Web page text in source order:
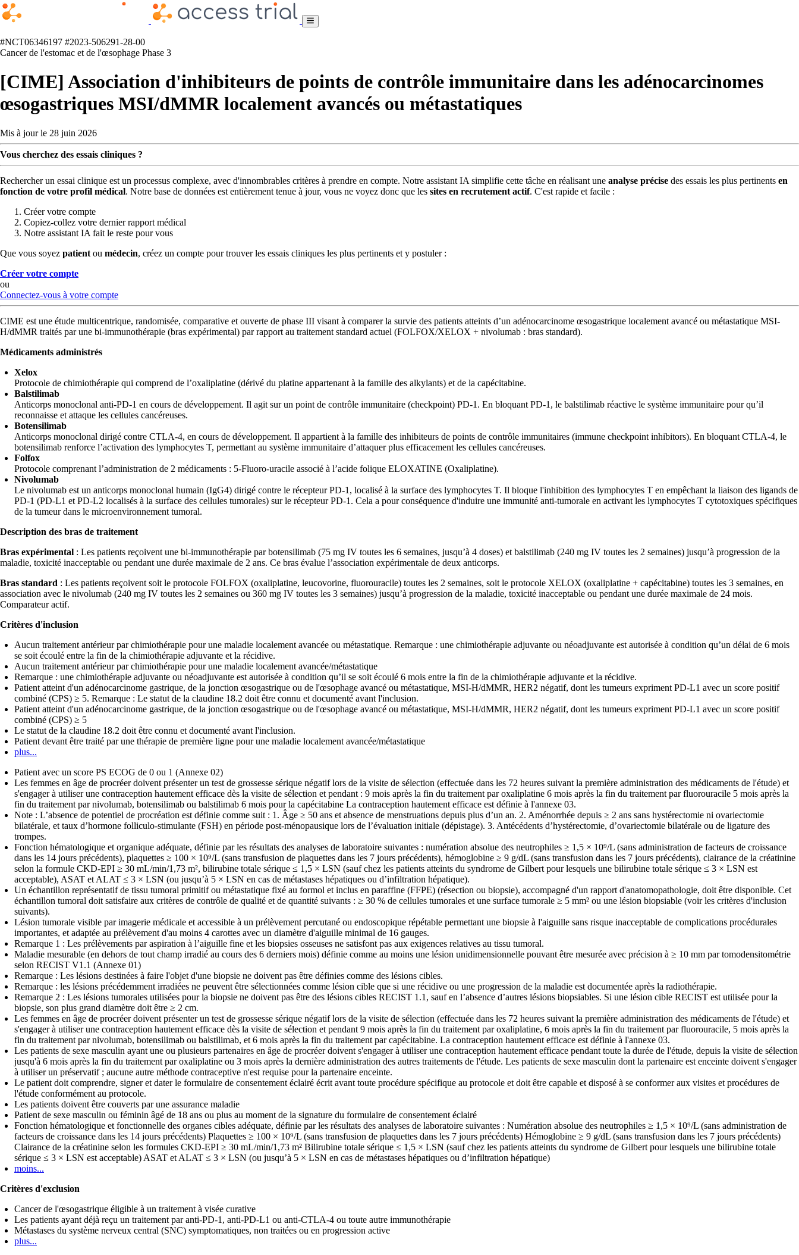
#NCT06346197 #2023-506291-28-00
Cancer de l'estomac et de l'œsophage Phase 3
[CIME] Association d'inhibiteurs de points de contrôle immunitaire dans les adénocarcinomes
œsogastriques MSI/dMMR localement avancés ou métastatiques
Mis à jour le 28 juin 2026
Vous cherchez des essais cliniques ?
Rechercher un essai clinique est un processus complexe, avec d'innombrables critères à prendre en compte. Notre assistant IA simplifie cette tâche en réalisant une analyse précise des essais les plus pertinents en
fonction de votre profil médical. Notre base de données est entièrement tenue à jour, vous ne voyez donc que les sites en recrutement actif. C'est rapide et facile :
Créer votre compte
Copiez-collez votre dernier rapport médical
Notre assistant IA fait le reste pour vous
Que vous soyez patient ou médecin, créez un compte pour trouver les essais cliniques les plus pertinents et y postuler :
Créer votre compte
ou
Connectez-vous à votre compte
CIME est une étude multicentrique, randomisée, comparative et ouverte de phase III visant à comparer la survie des patients atteints d’un adénocarcinome œsogastrique localement avancé ou métastatique MSI-
H/dMMR traités par une bi-immunothérapie (bras expérimental) par rapport au traitement standard actuel (FOLFOX/XELOX + nivolumab : bras standard).
Médicaments administrés
Xelox
Protocole de chimiothérapie qui comprend de l’oxaliplatine (dérivé du platine appartenant à la famille des alkylants) et de la capécitabine.
Balstilimab
Anticorps monoclonal anti-PD-1 en cours de développement. Il agit sur un point de contrôle immunitaire (checkpoint) PD-1. En bloquant PD-1, le balstilimab réactive le système immunitaire pour qu’il
reconnaisse et attaque les cellules cancéreuses.
Botensilimab
Anticorps monoclonal dirigé contre CTLA-4, en cours de développement. Il appartient à la famille des inhibiteurs de points de contrôle immunitaires (immune checkpoint inhibitors). En bloquant CTLA-4, le
botensilimab renforce l’activation des lymphocytes T, permettant au système immunitaire d’attaquer plus efficacement les cellules cancéreuses.
Folfox
Protocole comprenant l’administration de 2 médicaments : 5-Fluoro-uracile associé à l’acide folique ELOXATINE (Oxaliplatine).
Nivolumab
Le nivolumab est un anticorps monoclonal humain (IgG4) dirigé contre le récepteur PD-1, localisé à la surface des lymphocytes T. Il bloque l'inhibition des lymphocytes T en empêchant la liaison des ligands de
PD-1 (PD-L1 et PD-L2 localisés à la surface des cellules tumorales) sur le récepteur PD-1. Cela a pour conséquence d'induire une immunité anti-tumorale en activant les lymphocytes T cytotoxiques spécifiques
de la tumeur dans le microenvironnement tumoral.
Description des bras de traitement
Bras expérimental : Les patients reçoivent une bi-immunothérapie par botensilimab (75 mg IV toutes les 6 semaines, jusqu’à 4 doses) et balstilimab (240 mg IV toutes les 2 semaines) jusqu’à progression de la
maladie, toxicité inacceptable ou pendant une durée maximale de 2 ans. Ce bras évalue l’association expérimentale de deux anticorps.
Bras standard : Les patients reçoivent soit le protocole FOLFOX (oxaliplatine, leucovorine, fluorouracile) toutes les 2 semaines, soit le protocole XELOX (oxaliplatine + capécitabine) toutes les 3 semaines, en
association avec le nivolumab (240 mg IV toutes les 2 semaines ou 360 mg IV toutes les 3 semaines) jusqu’à progression de la maladie, toxicité inacceptable ou pendant une durée maximale de 24 mois.
Comparateur actif.
Critères d'inclusion
Aucun traitement antérieur par chimiothérapie pour une maladie localement avancée ou métastatique. Remarque : une chimiothérapie adjuvante ou néoadjuvante est autorisée à condition qu’un délai de 6 mois
se soit écoulé entre la fin de la chimiothérapie adjuvante et la récidive.
Aucun traitement antérieur par chimiothérapie pour une maladie localement avancée/métastatique
Remarque : une chimiothérapie adjuvante ou néoadjuvante est autorisée à condition qu’il se soit écoulé 6 mois entre la fin de la chimiothérapie adjuvante et la récidive.
Patient atteint d'un adénocarcinome gastrique, de la jonction œsogastrique ou de l'œsophage avancé ou métastatique, MSI-H/dMMR, HER2 négatif, dont les tumeurs expriment PD-L1 avec un score positif
combiné (CPS) ≥ 5. Remarque : Le statut de la claudine 18.2 doit être connu et documenté avant l'inclusion.
Patient atteint d'un adénocarcinome gastrique, de la jonction œsogastrique ou de l'œsophage avancé ou métastatique, MSI-H/dMMR, HER2 négatif, dont les tumeurs expriment PD-L1 avec un score positif
combiné (CPS) ≥ 5
Le statut de la claudine 18.2 doit être connu et documenté avant l'inclusion.
Patient devant être traité par une thérapie de première ligne pour une maladie localement avancée/métastatique
plus...
Patient avec un score PS ECOG de 0 ou 1 (Annexe 02)
Les femmes en âge de procréer doivent présenter un test de grossesse sérique négatif lors de la visite de sélection (effectuée dans les 72 heures suivant la première administration des médicaments de l'étude) et
s'engager à utiliser une contraception hautement efficace dès la visite de sélection et pendant : 9 mois après la fin du traitement par oxaliplatine 6 mois après la fin du traitement par fluorouracile 5 mois après la
fin du traitement par nivolumab, botensilimab ou balstilimab 6 mois pour la capécitabine La contraception hautement efficace est définie à l'annexe 03.
Note : L’absence de potentiel de procréation est définie comme suit : 1. Âge ≥ 50 ans et absence de menstruations depuis plus d’un an. 2. Aménorrhée depuis ≥ 2 ans sans hystérectomie ni ovariectomie
bilatérale, et taux d’hormone folliculo-stimulante (FSH) en période post-ménopausique lors de l’évaluation initiale (dépistage). 3. Antécédents d’hystérectomie, d’ovariectomie bilatérale ou de ligature des
trompes.
Fonction hématologique et organique adéquate, définie par les résultats des analyses de laboratoire suivantes : numération absolue des neutrophiles ≥ 1,5 × 10⁹/L (sans administration de facteurs de croissance
dans les 14 jours précédents), plaquettes ≥ 100 × 10⁹/L (sans transfusion de plaquettes dans les 7 jours précédents), hémoglobine ≥ 9 g/dL (sans transfusion dans les 7 jours précédents), clairance de la créatinine
selon la formule CKD-EPI ≥ 30 mL/min/1,73 m², bilirubine totale sérique ≤ 1,5 × LSN (sauf chez les patients atteints du syndrome de Gilbert pour lesquels une bilirubine totale sérique ≤ 3 × LSN est
acceptable), ASAT et ALAT ≤ 3 × LSN (ou jusqu’à 5 × LSN en cas de métastases hépatiques ou d’infiltration hépatique).
Un échantillon représentatif de tissu tumoral primitif ou métastatique fixé au formol et inclus en paraffine (FFPE) (résection ou biopsie), accompagné d'un rapport d'anatomopathologie, doit être disponible. Cet
échantillon tumoral doit satisfaire aux critères de contrôle de qualité et de quantité suivants : ≥ 30 % de cellules tumorales et une surface tumorale ≥ 5 mm² ou une lésion biopsiable (voir les critères d'inclusion
suivants).
Lésion tumorale visible par imagerie médicale et accessible à un prélèvement percutané ou endoscopique répétable permettant une biopsie à l'aiguille sans risque inacceptable de complications procédurales
importantes, et adaptée au prélèvement d'au moins 4 carottes avec un diamètre d'aiguille minimal de 16 gauges.
Remarque 1 : Les prélèvements par aspiration à l’aiguille fine et les biopsies osseuses ne satisfont pas aux exigences relatives au tissu tumoral.
Maladie mesurable (en dehors de tout champ irradié au cours des 6 derniers mois) définie comme au moins une lésion unidimensionnelle pouvant être mesurée avec précision à ≥ 10 mm par tomodensitométrie
selon RECIST V1.1 (Annexe 01)
Remarque : Les lésions destinées à faire l'objet d'une biopsie ne doivent pas être définies comme des lésions cibles.
Remarque : les lésions précédemment irradiées ne peuvent être sélectionnées comme lésion cible que si une récidive ou une progression de la maladie est documentée après la radiothérapie.
Remarque 2 : Les lésions tumorales utilisées pour la biopsie ne doivent pas être des lésions cibles RECIST 1.1, sauf en l’absence d’autres lésions biopsiables. Si une lésion cible RECIST est utilisée pour la
biopsie, son plus grand diamètre doit être ≥ 2 cm.
Les femmes en âge de procréer doivent présenter un test de grossesse sérique négatif lors de la visite de sélection (effectuée dans les 72 heures suivant la première administration des médicaments de l'étude) et
s'engager à utiliser une contraception hautement efficace dès la visite de sélection et pendant 9 mois après la fin du traitement par oxaliplatine, 6 mois après la fin du traitement par fluorouracile, 5 mois après la
fin du traitement par nivolumab, botensilimab ou balstilimab, et 6 mois après la fin du traitement par capécitabine. La contraception hautement efficace est définie à l'annexe 03.
Les patients de sexe masculin ayant une ou plusieurs partenaires en âge de procréer doivent s'engager à utiliser une contraception hautement efficace pendant toute la durée de l'étude, depuis la visite de sélection
jusqu'à 6 mois après la fin du traitement par oxaliplatine ou 3 mois après la dernière administration des autres traitements de l'étude. Les patients de sexe masculin dont la partenaire est enceinte doivent s'engager
à utiliser un préservatif ; aucune autre méthode contraceptive n'est requise pour la partenaire enceinte.
Le patient doit comprendre, signer et dater le formulaire de consentement éclairé écrit avant toute procédure spécifique au protocole et doit être capable et disposé à se conformer aux visites et procédures de
l'étude conformément au protocole.
Les patients doivent être couverts par une assurance maladie
Patient de sexe masculin ou féminin âgé de 18 ans ou plus au moment de la signature du formulaire de consentement éclairé
Fonction hématologique et fonctionnelle des organes cibles adéquate, définie par les résultats des analyses de laboratoire suivantes : Numération absolue des neutrophiles ≥ 1,5 × 10⁹/L (sans administration de
facteurs de croissance dans les 14 jours précédents) Plaquettes ≥ 100 × 10⁹/L (sans transfusion de plaquettes dans les 7 jours précédents) Hémoglobine ≥ 9 g/dL (sans transfusion dans les 7 jours précédents)
Clairance de la créatinine selon les formules CKD-EPI ≥ 30 mL/min/1,73 m² Bilirubine totale sérique ≤ 1,5 × LSN (sauf chez les patients atteints du syndrome de Gilbert pour lesquels une bilirubine totale
sérique ≤ 3 × LSN est acceptable) ASAT et ALAT ≤ 3 × LSN (ou jusqu’à 5 × LSN en cas de métastases hépatiques ou d’infiltration hépatique)
moins...
Critères d'exclusion
Cancer de l'œsogastrique éligible à un traitement à visée curative
Les patients ayant déjà reçu un traitement par anti-PD-1, anti-PD-L1 ou anti-CTLA-4 ou toute autre immunothérapie
Métastases du système nerveux central (SNC) symptomatiques, non traitées ou en progression active
plus...